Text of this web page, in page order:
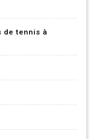
de tennis à